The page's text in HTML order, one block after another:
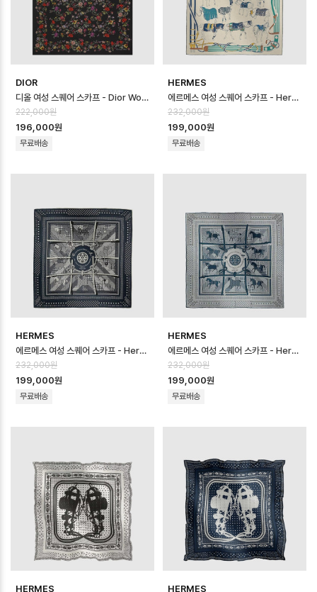
DIOR
디올 여성 스퀘어 스카프 - Dior Womens Square Scarf - acc8787…
222,000원
196,000원
무료배송
HERMES
에르메스 여성 스퀘어 스카프 - Hermes Womens Square Scarf - acc…
232,000원
199,000원
무료배송
HERMES
에르메스 여성 스퀘어 스카프 - Hermes Womens Square Scarf - acc…
232,000원
199,000원
무료배송
HERMES
에르메스 여성 스퀘어 스카프 - Hermes Womens Square Scarf - acc…
232,000원
199,000원
무료배송
HERMES HERMES